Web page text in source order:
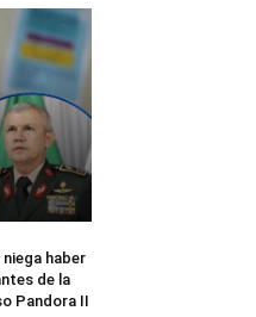
haber
de la
Pandora II